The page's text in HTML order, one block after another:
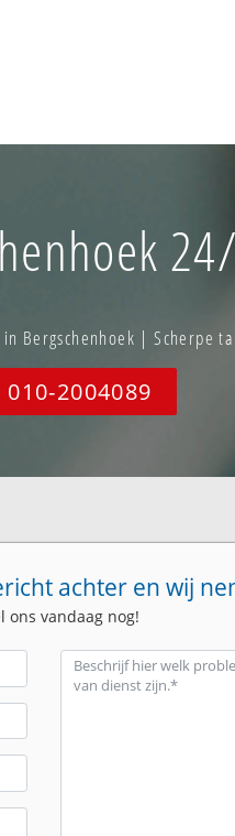
Bergschenhoek | Scherpe
010-2004089
achter en wij
ons vandaag nog!